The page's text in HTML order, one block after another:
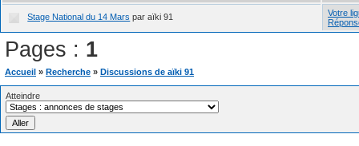
Stage National du 14 Mars par aïki 91
Votre
Pages : 1
Accueil » Recherche » Discussions de aïki 91
Atteindre